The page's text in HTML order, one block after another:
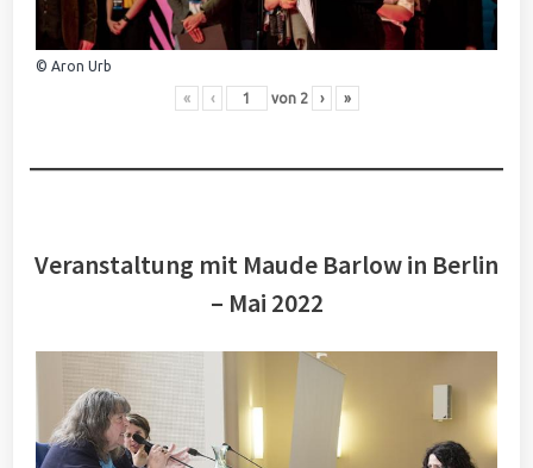
© Aron Urb
« ‹ von 2 › »
Veranstaltung mit Maude Barlow in Berlin
– Mai 2022